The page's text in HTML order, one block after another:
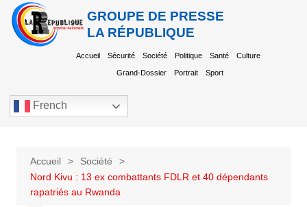
GROUPE DE PRESSE
LA RÉPUBLIQUE
Accueil Sécurité Société Politique Santé Culture
Grand-Dossier Portrait Sport
French
Accueil
Société
Nord Kivu : 13 ex combattants FDLR et 40 dépendants
rapatriés au Rwanda